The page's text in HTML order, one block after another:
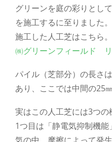
グリーンを庭の彩りとし
を施工するに至りました。
施工した人工芝はこちら。
㈱グリーンフィールド
パイル（芝部分）の長さ
あり、ここでは中間の25
実はこの人工芝には3つの
1つ目は「静電気抑制機
気の中、摩擦によって発